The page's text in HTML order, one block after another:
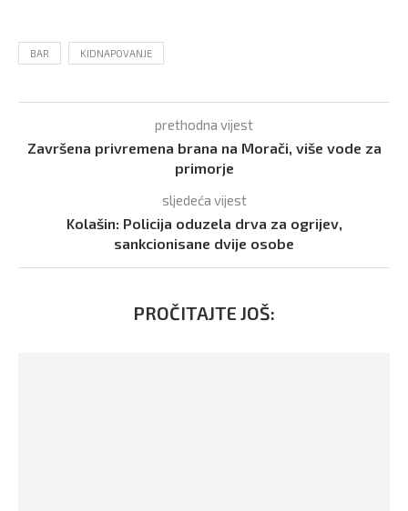
BAR KIDNAPOVANJE
prethodna vijest
Završena privremena brana na Morači, više vode za
primorje
sljedeća vijest
Kolašin: Policija oduzela drva za ogrijev,
sankcionisane dvije osobe
PROČITAJTE JOŠ: